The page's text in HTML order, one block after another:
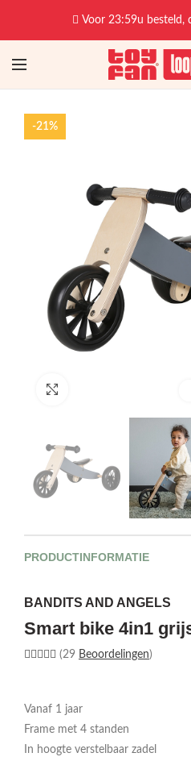
Voor 23:59u besteld,
-21%
PRODUCTINFORMATIE
BANDITS AND ANGELS
Smart bike 4in1
(29 Beoordelingen)
Vanaf 1 jaar
Frame met 4 standen
In hoogte verstelbaar zadel